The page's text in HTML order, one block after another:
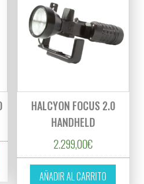
HALCYON FOCUS 2.0
HANDHELD
2.299,00€
AÑADIR AL CARRITO